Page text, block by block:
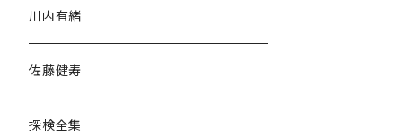
民族・風習
川内有緒
佐藤健寿
探検全集